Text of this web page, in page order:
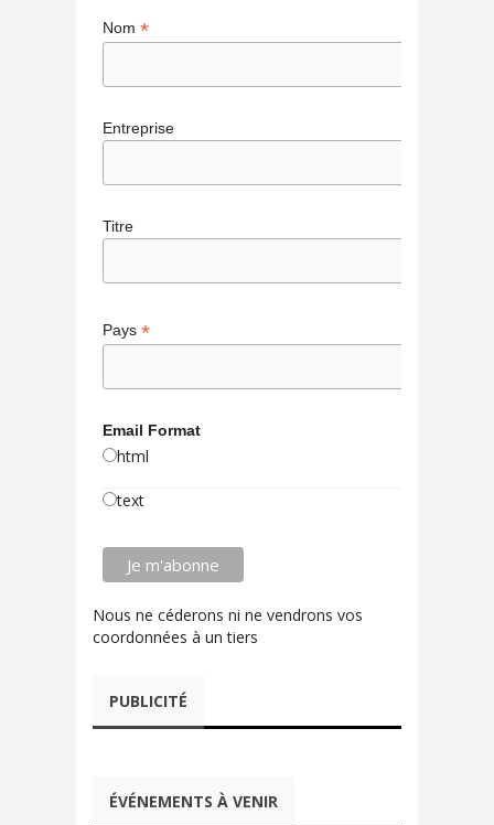
Nom *
Entreprise
Titre
Pays *
Email Format
html
text
Nous ne céderons ni ne vendrons vos
coordonnées à un tiers
PUBLICITÉ
ÉVÉNEMENTS À VENIR